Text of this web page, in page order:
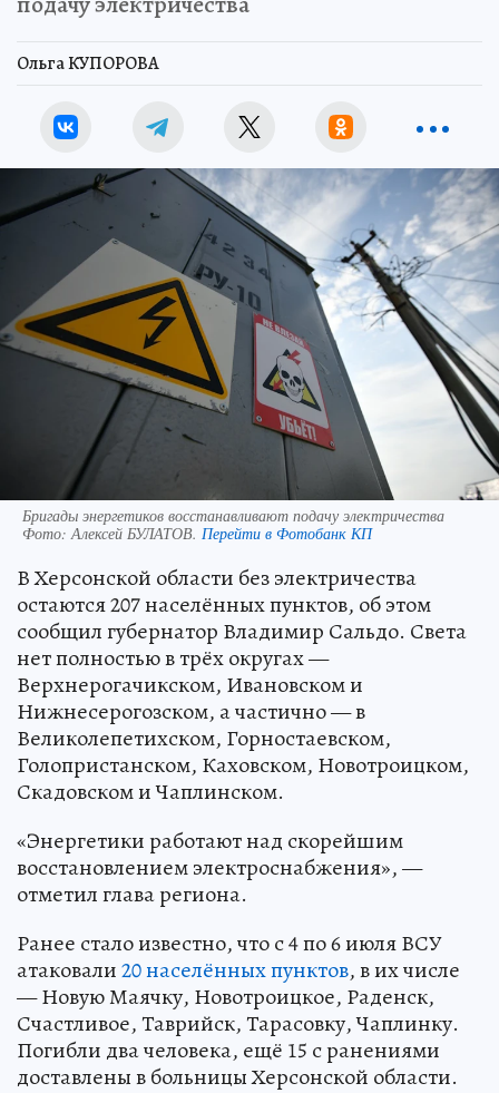
Ольга КУПОРОВА
Бригады энергетиков восстанавливают подачу электричества
Фото: Алексей БУЛАТОВ. Перейти в Фотобанк КП
В Херсонской области без электричества
остаются 207 населённых пунктов, об этом
сообщил губернатор Владимир Сальдо. Света
нет полностью в трёх округах —
Верхнерогачикском, Ивановском и
Нижнесерогозском, а частично — в
Великолепетихском, Горностаевском,
Голопристанском, Каховском, Новотроицком,
Скадовском и Чаплинском.
«Энергетики работают над скорейшим
восстановлением электроснабжения», —
отметил глава региона.
Ранее стало известно, что с 4 по 6 июля ВСУ
атаковали20 населённых пунктов, в их числе
— Новую Маячку, Новотроицкое, Раденск,
Счастливое, Таврийск, Тарасовку, Чаплинку.
Погибли два человека, ещё 15 с ранениями
доставлены в больницы Херсонской области.